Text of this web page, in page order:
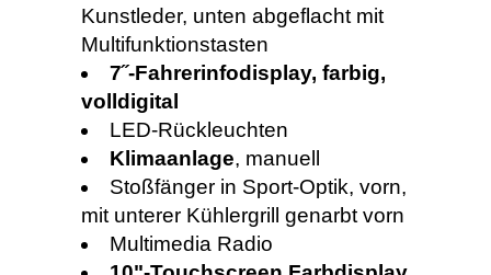
Kunstleder, unten abgeflacht mit
Multifunktionstasten
7˝-Fahrerinfodisplay, farbig,
volldigital
LED-Rückleuchten
Klimaanlage, manuell
Stoßfänger in Sport-Optik, vorn,
mit unterer Kühlergrill genarbt vorn
Multimedia Radio